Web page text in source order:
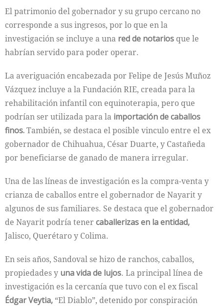
El patrimonio del gobernador y su grupo cercano no
corresponde a sus ingresos, por lo que en la
investigación se incluye a una red de notarios que le
habrían servido para poder operar.
La averiguación encabezada por Felipe de Jesús Muñoz
Vázquez incluye a la Fundación RIE, creada para la
rehabilitación infantil con equinoterapia, pero que
podrían ser utilizada para la importación de caballos
finos.También, se destaca el posible vinculo entre el ex
gobernador de Chihuahua, César Duarte, y Castañeda
por beneficiarse de ganado de manera irregular.
Una de las líneas de investigación es la compra-venta y
crianza de caballos entre el gobernador de Nayarit y
algunos de sus familiares. Se destaca que el gobernador
de Nayarit podría tener caballerizas en la entidad,
Jalisco, Querétaro y Colima.
En seis años, Sandoval se hizo de ranchos, caballos,
propiedades y una vida de lujos. La principal línea de
investigación es la cercanía que tuvo con el ex fiscal
Édgar Veytia, “El Diablo”, detenido por conspiración